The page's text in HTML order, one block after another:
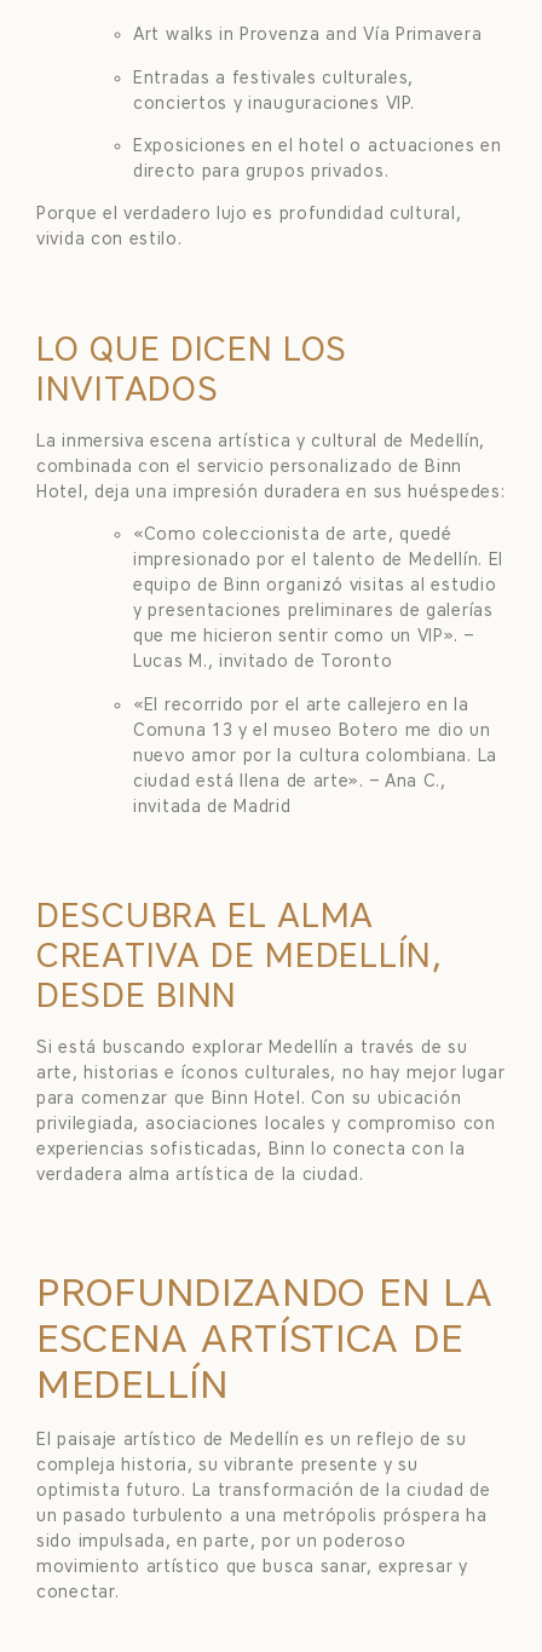
Art walks in Provenza and Vía Primavera
Entradas a festivales culturales,
conciertos y inauguraciones VIP.
Exposiciones en el hotel o actuaciones en
directo para grupos privados.
Porque el verdadero lujo es profundidad cultural,
vivida con estilo.
LO QUE DICEN LOS
INVITADOS
La inmersiva escena artística y cultural de Medellín,
combinada con el servicio personalizado de Binn
Hotel, deja una impresión duradera en sus huéspedes:
«Como coleccionista de arte, quedé
impresionado por el talento de Medellín. El
equipo de Binn organizó visitas al estudio
y presentaciones preliminares de galerías
que me hicieron sentir como un VIP». –
Lucas M., invitado de Toronto
«El recorrido por el arte callejero en la
Comuna 13 y el museo Botero me dio un
nuevo amor por la cultura colombiana. La
ciudad está llena de arte». – Ana C.,
invitada de Madrid
DESCUBRA EL ALMA
CREATIVA DE MEDELLÍN,
DESDE BINN
Si está buscando explorar Medellín a través de su
arte, historias e íconos culturales, no hay mejor lugar
para comenzar que Binn Hotel. Con su ubicación
privilegiada, asociaciones locales y compromiso con
experiencias sofisticadas, Binn lo conecta con la
verdadera alma artística de la ciudad.
PROFUNDIZANDO EN LA
ESCENA ARTÍSTICA DE
MEDELLÍN
El paisaje artístico de Medellín es un reflejo de su
compleja historia, su vibrante presente y su
optimista futuro. La transformación de la ciudad de
un pasado turbulento a una metrópolis próspera ha
sido impulsada, en parte, por un poderoso
movimiento artístico que busca sanar, expresar y
conectar.